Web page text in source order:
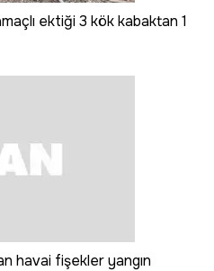
ektiği 3 kök kabaktan 1
havai fişekler yangın